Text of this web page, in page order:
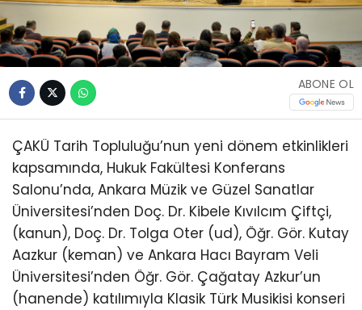
ABONE OL
ÇAKÜ Tarih Topluluğu’nun yeni dönem etkinlikleri
kapsamında, Hukuk Fakültesi Konferans
Salonu’nda, Ankara Müzik ve Güzel Sanatlar
Üniversitesi’nden Doç. Dr. Kibele Kıvılcım Çiftçi,
(kanun), Doç. Dr. Tolga Oter (ud), Öğr. Gör. Kutay
Aazkur (keman) ve Ankara Hacı Bayram Veli
Üniversitesi’nden Öğr. Gör. Çağatay Azkur’un
(hanende) katılımıyla Klasik Türk Musikisi konseri